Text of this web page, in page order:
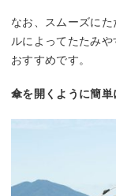
なお、スムーズに
ルによってたたみ
おすすめです。
傘を開くように簡